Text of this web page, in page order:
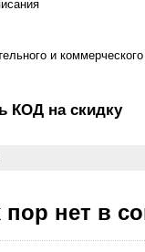
и
КОД на скидку
нет в